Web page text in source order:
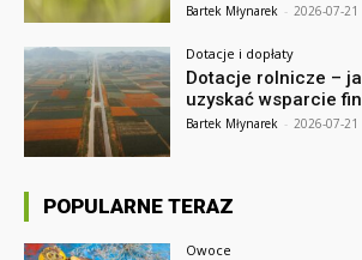
Bartek Młynarek - 2026-07-21
Dotacje i dopłaty
Dotacje rolnicze –
uzyskać wsparcie
Bartek Młynarek - 2026-07-21
POPULARNE TERAZ
Owoce